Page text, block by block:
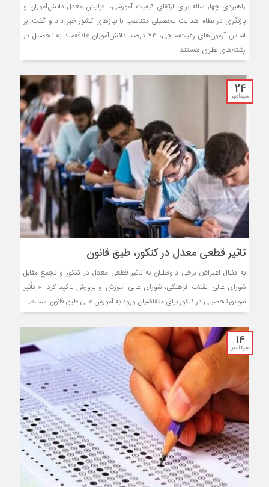
راهبردی چهار ساله برای ارتقای کیفیت آموزشی، افزایش معدل دانش‌آموزان و
بازنگری در نظام هدایت تحصیلی متناسب با نیازهای کشور خبر داد و گفت: بر
اساس آزمون‌های رغبت‌سنجی، ۷۳ درصد دانش‌آموزان علاقه‌مند به تحصیل در
رشته‌های نظری هستند.
24
سپتامبر
تاثیر قطعی معدل در کنکور، طبق قانون
به دنبال اعتراض برخی داوطلبان به تاثیر قطعی معدل در کنکور و تجمع مقابل
شورای عالی انقلاب فرهنگی، شورای عالی آموزش و پرورش تاکید کرد: « تأثیر
سوابق تحصیلی در کنکور برای متقاضیان ورود به آموزش عالی طبق قانون است».
14
سپتامبر